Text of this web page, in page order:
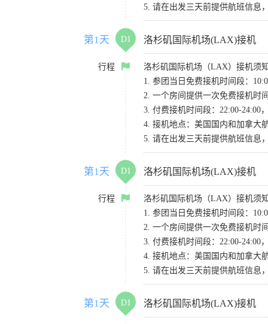
5. 请在出发三天前提供航班信息
第1天 D1 洛杉矶国际机场(LAX)接机
行程
洛杉矶国际机场（LAX）接机须
1. 参团当日免费接机时间段：
2. 一个房间提供一次免费接机时
3. 付费接机时间段：22:00-24:00
4. 接机地点：美国国内和加拿大
5. 请在出发三天前提供航班信息
第1天 D1 洛杉矶国际机场(LAX)接机
行程
洛杉矶国际机场（LAX）接机须
1. 参团当日免费接机时间段：
2. 一个房间提供一次免费接机时
3. 付费接机时间段：22:00-24:00
4. 接机地点：美国国内和加拿大
5. 请在出发三天前提供航班信息
第1天 D1 洛杉矶国际机场(LAX)接机